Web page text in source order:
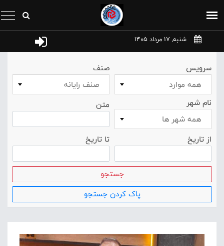
شنبه, 17 مرداد 1405
سرویس
همه موارد
صنف
صنف رايانه
نام شهر
همه شهر ها
متن
از تاریخ تا تاریخ
جستجو
پاک کردن جستجو